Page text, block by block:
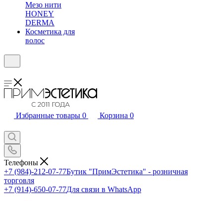
Мезо нити
HONEY
DERMA
Косметика для
волос
Избранные товары 0 Корзина 0
Телефоны
+7 (984)-212-07-77Бутик "ПримЭстетика" - розничная
торговля
+7 (914)-650-07-77Для связи в WhatsApp